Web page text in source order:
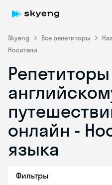
Skyeng Все репетиторы
Носители
онлайн -
языка
Фильтры
Skyeng Chat